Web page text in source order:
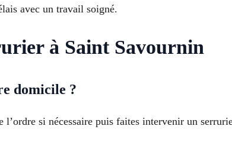
avec un travail soigné.
à Saint Savournin
domicile ?
si nécessaire puis faites intervenir un